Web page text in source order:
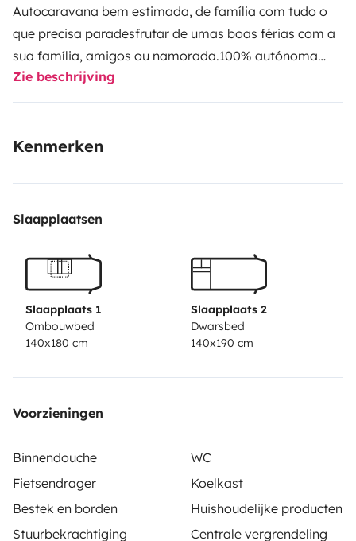
Autocaravana bem estimada, de família com tudo o
que precisa paradesfrutar de umas boas férias com a
sua família, amigos ou namorada.100% autónoma
com baterias e painéis solares para disfrutar da sua
viagem.Detalhes:Autocaravana 100% autónoma, com
congelador ( 220v - Gás - Bateria ) automático
em parque, tem também duas botijas de gás para que
arrumação / porta bicicletas na traseira e toldo
exterior lateral de fácil arrumação.
de manobrar, motor de 2.3cc com caixa de 6
velocidades, com bons consumos derivado a ser
perfilada no frente o que ajuda muito na aerodinâmica
Zie beschrijving
Kenmerken
Slaapplaatsen
Slaapplaats 1
Ombouwbed
140x180 cm
Slaapplaats 2
Dwarsbed
140x190 cm
Voorzieningen
Binnendouche
WC
Fietsendrager
Koelkast
Bestek en borden
Huishoudelijke producten
Stuurbekrachtiging
Centrale vergrendeling